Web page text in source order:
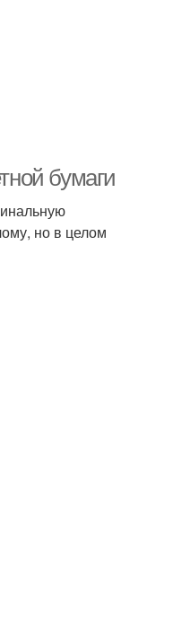
бумаги
но в целом